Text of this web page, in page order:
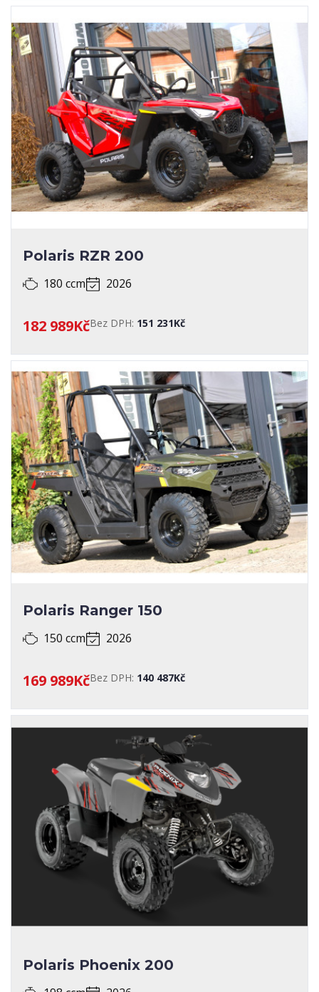
PŘEVODOVKA
SERVISNÍ KNIHA
SPECIALIZOVANÉ ÚPRAVY
STAV
STK
TECHNICKÝ PRŮKAZ
ZEMĚ PŮVODU
Polaris RZR 200
180 ccm 2026
182 989KčBez DPH: 151 231Kč
Polaris Ranger 150
150 ccm 2026
169 989KčBez DPH: 140 487Kč
Polaris Phoenix 200